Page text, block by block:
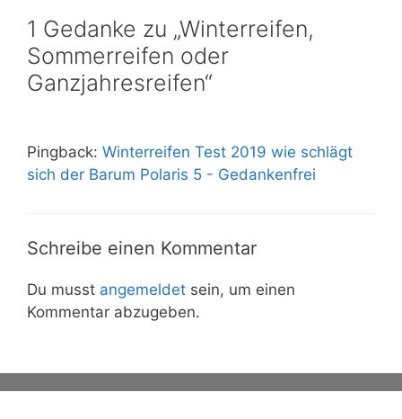
1 Gedanke zu „Winterreifen,
Sommerreifen oder
Ganzjahresreifen“
Pingback: Winterreifen Test 2019 wie schlägt
sich der Barum Polaris 5 - Gedankenfrei
Schreibe einen Kommentar
Du musst angemeldet sein, um einen
Kommentar abzugeben.